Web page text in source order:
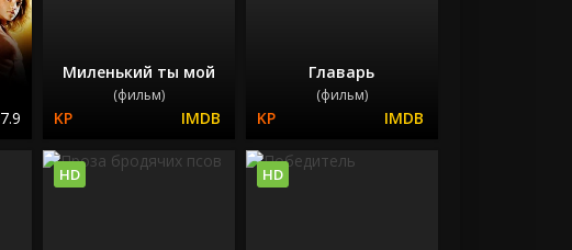
7.9
Миленький ты мой
(фильм)
Главарь
(фильм)
HD HD